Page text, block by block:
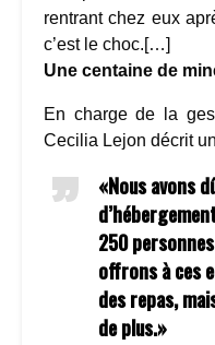
rentrant chez eux
c’est le choc.[…]
Une centaine de
En charge de la
Cecilia Lejon décrit
«Nous avons
250
offrons à ces
des repas,
de plus.»